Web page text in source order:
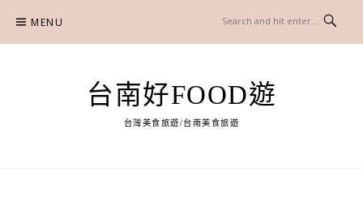
content
MENU
台南好FOOD遊
台灣美食旅遊/台南美食旅遊